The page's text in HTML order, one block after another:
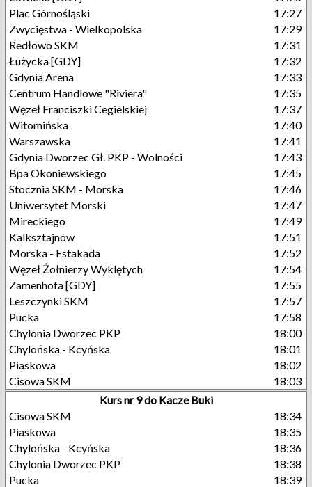
Plac Górnośląski
17:27
Zwycięstwa - Wielkopolska
17:29
Redłowo SKM
17:31
Łużycka [GDY]
17:32
Gdynia Arena
17:33
Centrum Handlowe "Riviera"
17:35
Węzeł Franciszki Cegielskiej
17:37
Witomińska
17:40
Warszawska
17:41
Gdynia Dworzec Gł. PKP - Wolności
17:43
Bpa Okoniewskiego
17:45
Stocznia SKM - Morska
17:46
Uniwersytet Morski
17:47
Mireckiego
17:49
Kalksztajnów
17:51
Morska - Estakada
17:52
Węzeł Żołnierzy Wyklętych
17:54
Zamenhofa [GDY]
17:55
Leszczynki SKM
17:57
Pucka
17:58
Chylonia Dworzec PKP
18:00
Chylońska - Kcyńska
18:01
Piaskowa
18:02
Cisowa SKM
18:03
Kurs nr 9 do Kacze Buki
Cisowa SKM
18:34
Piaskowa
18:35
Chylońska - Kcyńska
18:36
Chylonia Dworzec PKP
18:38
Pucka
18:39